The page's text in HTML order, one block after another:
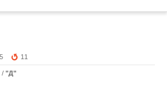
11
/ "Д"